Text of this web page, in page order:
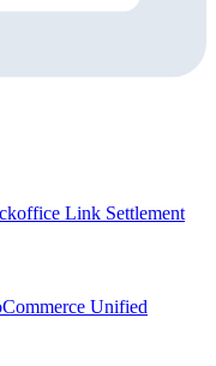
Link Settlement
Unified